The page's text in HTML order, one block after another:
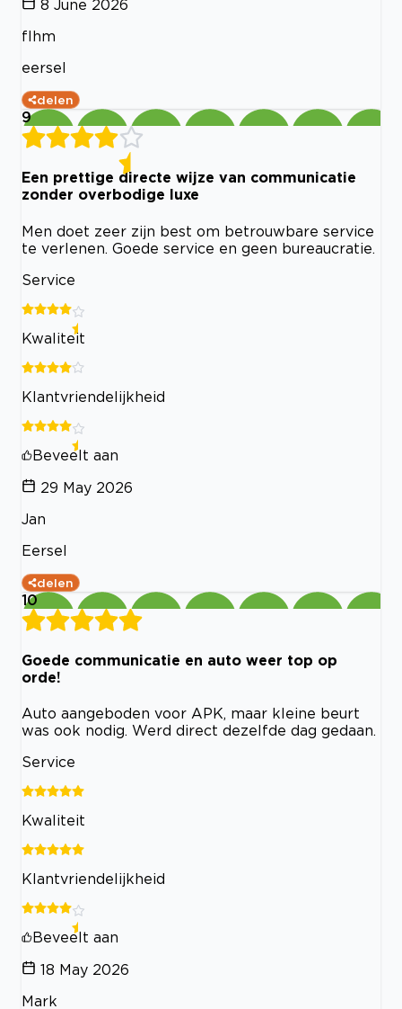
8 June 2026
flhm
eersel
delen
9
Een prettige directe wijze van communicatie
zonder overbodige luxe
Men doet zeer zijn best om betrouwbare service
te verlenen. Goede service en geen bureaucratie.
Service
Kwaliteit
Klantvriendelijkheid
Beveelt aan
29 May 2026
Jan
Eersel
delen
10
Goede communicatie en auto weer top op
orde!
Auto aangeboden voor APK, maar kleine beurt
was ook nodig. Werd direct dezelfde dag gedaan.
Service
Kwaliteit
Klantvriendelijkheid
Beveelt aan
18 May 2026
Mark